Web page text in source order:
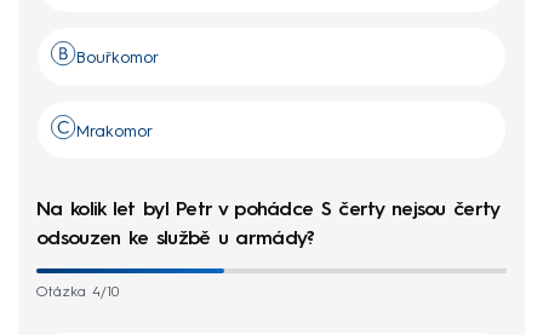
Bouřkomor
Mrakomor
Na kolik let byl Petr v pohádce S čerty nejsou čerty
odsouzen ke službě u armády?
Otázka 4/10